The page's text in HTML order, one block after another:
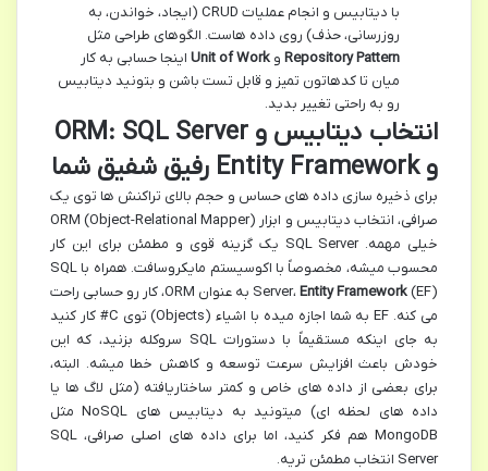
با دیتابیس و انجام عملیات CRUD (ایجاد، خواندن، به
روزرسانی، حذف) روی داده هاست. الگوهای طراحی مثل
Repository Pattern و Unit of Work اینجا حسابی به کار
میان تا کدهاتون تمیز و قابل تست باشن و بتونید دیتابیس
رو به راحتی تغییر بدید.
انتخاب دیتابیس و ORM: SQL Server
و Entity Framework رفیق شفیق شما
برای ذخیره سازی داده های حساس و حجم بالای تراکنش ها توی یک
صرافی، انتخاب دیتابیس و ابزار ORM (Object-Relational Mapper)
خیلی مهمه. SQL Server یک گزینه قوی و مطمئن برای این کار
محسوب میشه، مخصوصاً با اکوسیستم مایکروسافت. همراه با SQL
Server، Entity Framework
(EF) به عنوان ORM، کار رو حسابی راحت
می کنه. EF به شما اجازه میده با اشیاء (Objects) توی C# کار کنید
به جای اینکه مستقیماً با دستورات SQL سروکله بزنید، که این
خودش باعث افزایش سرعت توسعه و کاهش خطا میشه. البته،
برای بعضی از داده های خاص و کمتر ساختاریافته (مثل لاگ ها یا
داده های لحظه ای) میتونید به دیتابیس های NoSQL مثل
MongoDB هم فکر کنید، اما برای داده های اصلی صرافی، SQL
Server انتخاب مطمئن تریه.